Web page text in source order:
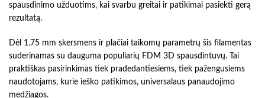
spausdinimo užduotims, kai svarbu greitai ir patikimai pasiekti gerą
rezultatą.
Dėl 1.75 mm skersmens ir plačiai taikomų parametrų šis filamentas
suderinamas su dauguma populiarių FDM 3D spausdintuvų. Tai
praktiškas pasirinkimas tiek pradedantiesiems, tiek pažengusiems
naudotojams, kurie ieško patikimos, universalaus panaudojimo
medžiagos.